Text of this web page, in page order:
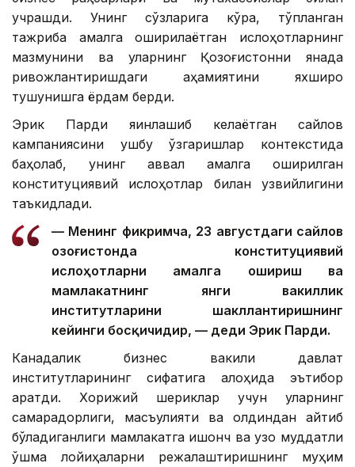
учрашди. Унинг сўзларига кўра, тўпланган
тажриба амалга оширилаётган ислоҳотларнинг
мазмунини ва уларнинг Қозоғистонни янада
ривожлантиришдаги аҳамиятини яхшироқ
тушунишга ёрдам берди.
Эрик Парди яқинлашиб келаётган сайлов
кампаниясини ушбу ўзгаришлар контекстида
баҳолаб, унинг аввал амалга оширилган
конституциявий ислоҳотлар билан узвийлигини
таъкидлади.
— Менинг фикримча, 23 августдаги сайлов
Қозоғистонда конституциявий
ислоҳотларни амалга ошириш ва
мамлакатнинг янги вакиллик
институтларини шакллантиришнинг
кейинги босқичидир, — деди Эрик Парди.
Канадалик бизнес вакили давлат
институтларининг сифатига алоҳида эътибор
қаратди. Хорижий шериклар учун уларнинг
самарадорлиги, масъулияти ва олдиндан айтиб
бўладиганлиги мамлакатга ишонч ва узоқ муддатли
қўшма лойиҳаларни режалаштиришнинг муҳим